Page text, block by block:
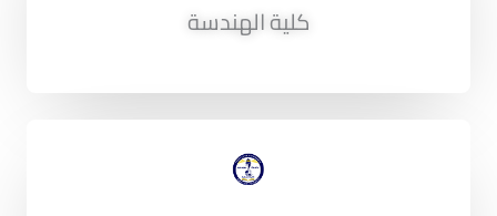
كلية الهندسة